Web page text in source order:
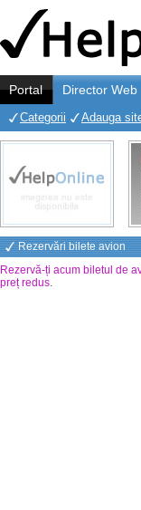
Portal Director Web
Categorii Adauga
Rezervări bilete avion
Rezervă-ți acum biletul de
preț redus.